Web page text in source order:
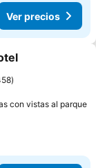
Ver precios
con vistas al parque